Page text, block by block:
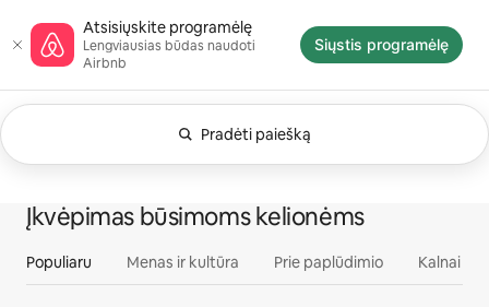
turinio
Airbnb pagrindinis puslapis
Atsisiųskite programėlę
Lengviausias būdas naudoti
Airbnb
Siųstis programėlę
Pradėti paiešką
Šiuo metu rodoma: Bet kada. Keisti paiešką.
Visi
Būstai Potyriai
Įkvėpimas būsimoms kelionėms
Populiaru Menas ir kultūra Prie paplūdimio Kalnai